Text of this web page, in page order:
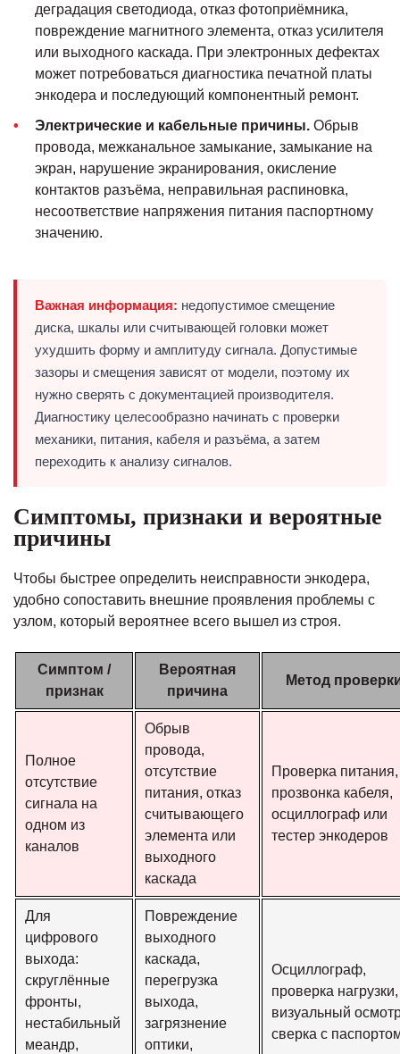
деградация светодиода, отказ фотоприёмника,
повреждение магнитного элемента, отказ усилителя
или выходного каскада. При электронных дефектах
может потребоваться диагностика печатной платы
энкодера и последующий компонентный ремонт.
Электрические и кабельные причины. Обрыв
провода, межканальное замыкание, замыкание на
экран, нарушение экранирования, окисление
контактов разъёма, неправильная распиновка,
несоответствие напряжения питания паспортному
значению.
Важная информация: недопустимое смещение
диска, шкалы или считывающей головки может
ухудшить форму и амплитуду сигнала. Допустимые
зазоры и смещения зависят от модели, поэтому их
нужно сверять с документацией производителя.
Диагностику целесообразно начинать с проверки
механики, питания, кабеля и разъёма, а затем
переходить к анализу сигналов.
Симптомы, признаки и вероятные
причины
Чтобы быстрее определить неисправности энкодера,
удобно сопоставить внешние проявления проблемы с
узлом, который вероятнее всего вышел из строя.
Симптом /
признак
Вероятная
причина
Метод
Полное
отсутствие
сигнала на
одном из
каналов
Обрыв
провода,
отсутствие
питания, отказ
считывающего
элемента или
выходного
каскада
Проверка питания,
прозвонка кабеля,
осциллограф или
тестер энкодеров
Для
цифрового
выхода:
скруглённые
фронты,
нестабильный
меандр,
Повреждение
выходного
каскада,
перегрузка
выхода,
загрязнение
оптики,
Осциллограф,
проверка нагрузки,
визуальный
сверка с